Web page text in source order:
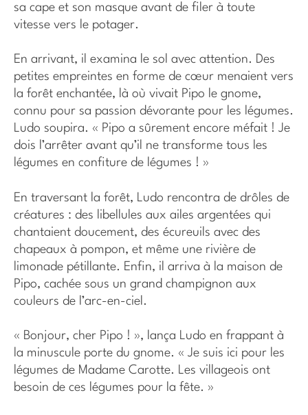
sa cape et son masque avant de filer à toute
vitesse vers le potager.
En arrivant, il examina le sol avec attention. Des
petites empreintes en forme de cœur menaient vers
la forêt enchantée, là où vivait Pipo le gnome,
connu pour sa passion dévorante pour les légumes.
Ludo soupira. « Pipo a sûrement encore méfait ! Je
dois l’arrêter avant qu’il ne transforme tous les
légumes en confiture de légumes ! »
En traversant la forêt, Ludo rencontra de drôles de
créatures : des libellules aux ailes argentées qui
chantaient doucement, des écureuils avec des
chapeaux à pompon, et même une rivière de
limonade pétillante. Enfin, il arriva à la maison de
Pipo, cachée sous un grand champignon aux
couleurs de l’arc-en-ciel.
« Bonjour, cher Pipo ! », lança Ludo en frappant à
la minuscule porte du gnome. « Je suis ici pour les
légumes de Madame Carotte. Les villageois ont
besoin de ces légumes pour la fête. »